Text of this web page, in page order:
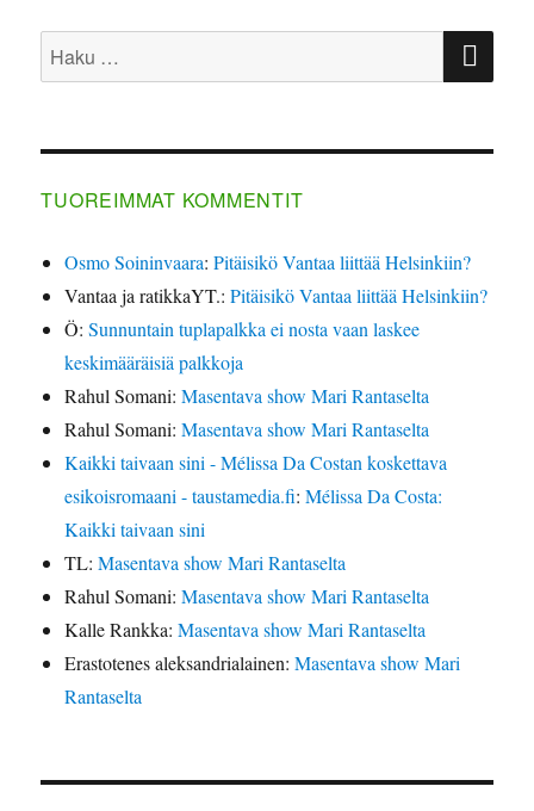
Etsi:
TUOREIMMAT KOMMENTIT
Osmo Soininvaara:Pitäisikö Vantaa liittää Helsinkiin?
Vantaa ja ratikkaYT.:Pitäisikö Vantaa liittää Helsinkiin?
Ö:Sunnuntain tuplapalkka ei nosta vaan laskee
keskimääräisiä palkkoja
Rahul Somani:Masentava show Mari Rantaselta
Rahul Somani:Masentava show Mari Rantaselta
Kaikki taivaan sini - Mélissa Da Costan koskettava
esikoisromaani - taustamedia.fi:Mélissa Da Costa:
Kaikki taivaan sini
TL:Masentava show Mari Rantaselta
Rahul Somani:Masentava show Mari Rantaselta
Kalle Rankka:Masentava show Mari Rantaselta
Erastotenes aleksandrialainen:Masentava show Mari
Rantaselta